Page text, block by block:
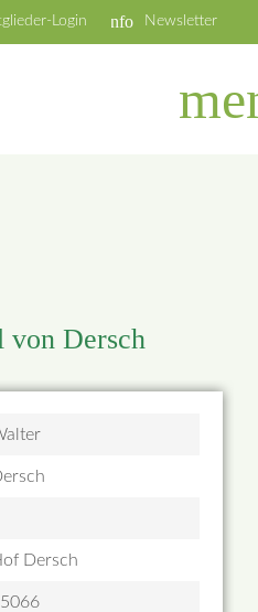
info Newsletter
Login
von Dersch
Dersch